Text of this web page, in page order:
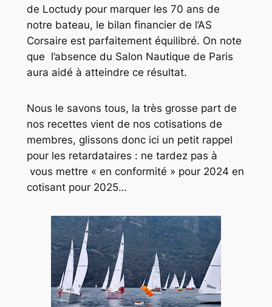
de Loctudy pour marquer les 70 ans de
notre bateau, le bilan financier de l’AS
Corsaire est parfaitement équilibré. On note
que l’absence du Salon Nautique de Paris
aura aidé à atteindre ce résultat.
Nous le savons tous, la très grosse part de
nos recettes vient de nos cotisations de
membres, glissons donc ici un petit rappel
pour les retardataires : ne tardez pas à
vous mettre « en conformité » pour 2024 en
cotisant pour 2025…